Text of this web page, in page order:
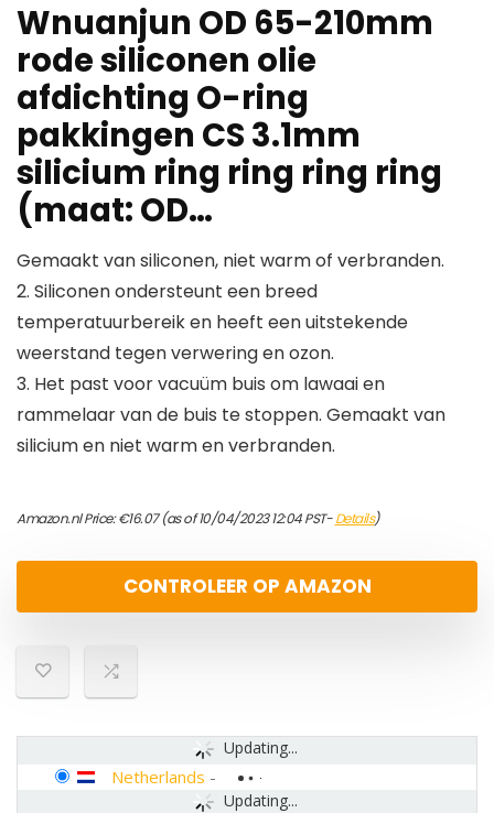
Wnuanjun OD 65-210mm
rode siliconen olie
afdichting O-ring
pakkingen CS 3.1mm
silicium ring ring ring ring
(maat: OD…
Gemaakt van siliconen, niet warm of verbranden.
2. Siliconen ondersteunt een breed
temperatuurbereik en heeft een uitstekende
weerstand tegen verwering en ozon.
3. Het past voor vacuüm buis om lawaai en
rammelaar van de buis te stoppen. Gemaakt van
silicium en niet warm en verbranden.
Amazon.nl Price:€16.07(as of 10/04/2023 12:04 PST-Details)
CONTROLEER OP AMAZON
Updating...
Updating...
Netherlands -